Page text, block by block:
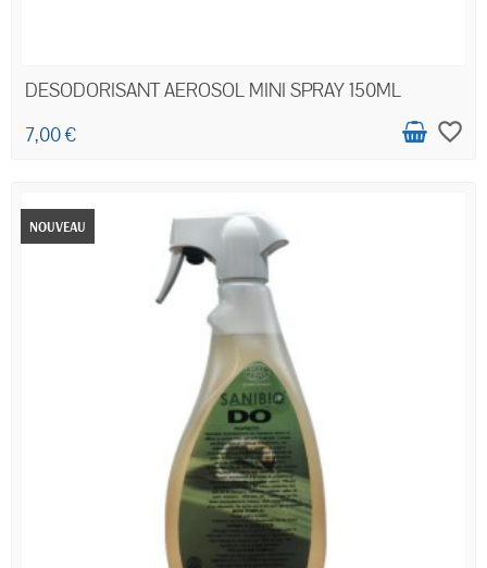
DESODORISANT AEROSOL MINI SPRAY 150ML
7,00 €
favorite_border
NOUVEAU